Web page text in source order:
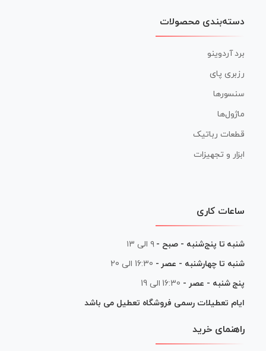
دسته‌بندی محصولات
برد آردوینو
رزبری پای
سنسورها
ماژول‌ها
قطعات رباتیک
ابزار و تجهیزات
ساعات کاری
شنبه تا پنج‌شنبه - صبح - ۹ الی ۱۳
شنبه تا چهارشنبه - عصر - 16:30 الی 20
پنج شنبه - عصر - 16:30 الی 19
ایام تعطیلات رسمی فروشگاه تعطیل می باشد
راهنمای خرید